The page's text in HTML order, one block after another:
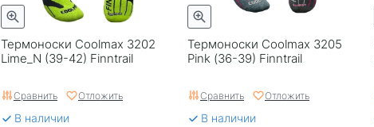
Термоноски Coolmax 3202
Lime_N (39-42) Finntrail
Сравнить Отложить
В наличии
Термоноски Coolmax 3205
Pink (36-39) Finntrail
Сравнить Отложить
В наличии